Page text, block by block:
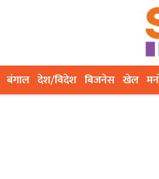
बंगाल देश/विदेश बिजनेस खेल